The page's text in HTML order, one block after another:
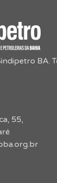
BA.
55,